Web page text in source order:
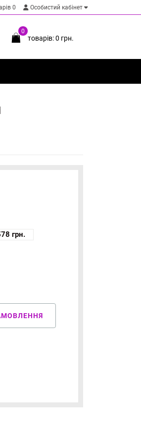
0 Особистий кабінет
0
товарів: 0 грн.
грн.